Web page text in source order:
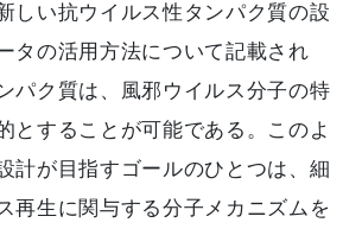
しい抗ウイルス性タンパク質の設
タの活用方法について記載され
パク質は、風邪ウイルス分子の特
とすることが可能である。このよ
計が目指すゴールのひとつは、細
再生に関与する分子メカニズムを